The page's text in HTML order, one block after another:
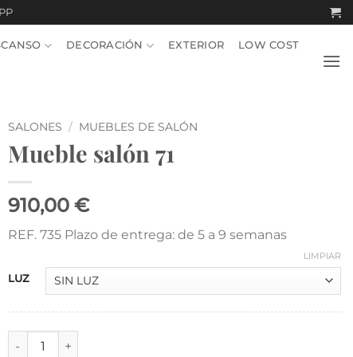
DECORACIÓN EXTERIOR LOW COST
SALONES / MUEBLES DE SALÓN
Mueble salón 71
910,00 €
REF. 735 Plazo de entrega: de 5 a 9 semanas
LUZ
LIMPIAR
Mueble salón 71 cantidad